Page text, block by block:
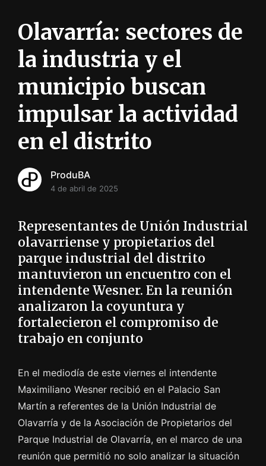
ó
n
Olavarría: sectores de
la industria y el
municipio buscan
impulsar la actividad
en el distrito
ProduBA
4 de abril de 2025
Representantes de Unión Industrial
olavarriense y propietarios del
parque industrial del distrito
mantuvieron un encuentro con el
intendente Wesner. En la reunión
analizaron la coyuntura y
fortalecieron el compromiso de
trabajo en conjunto
En el mediodía de este viernes el intendente
Maximiliano Wesner recibió en el Palacio San
Martín a referentes de la Unión Industrial de
Olavarría y de la Asociación de Propietarios del
Parque Industrial de Olavarría, en el marco de una
reunión que permitió no solo analizar la situación